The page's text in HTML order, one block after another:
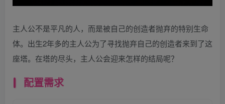
主人公不是平凡的人，而是被自己的创造者抛弃的特别生命
体。出生2年多的主人公为了寻找抛弃自己的创造者来到了这
座塔。在塔的尽头，主人公会迎来怎样的结局呢？
配置需求